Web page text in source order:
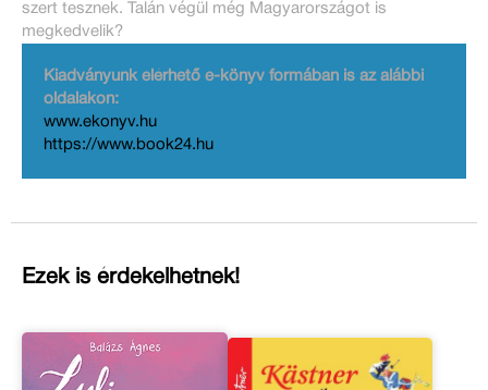
szert tesznek. Talán végül még Magyarországot is
megkedvelik?
Kiadványunk elérhető e-könyv formában is az alábbi
oldalakon:
www.ekonyv.hu
https://www.book24.hu
Ezek is érdekelhetnek!